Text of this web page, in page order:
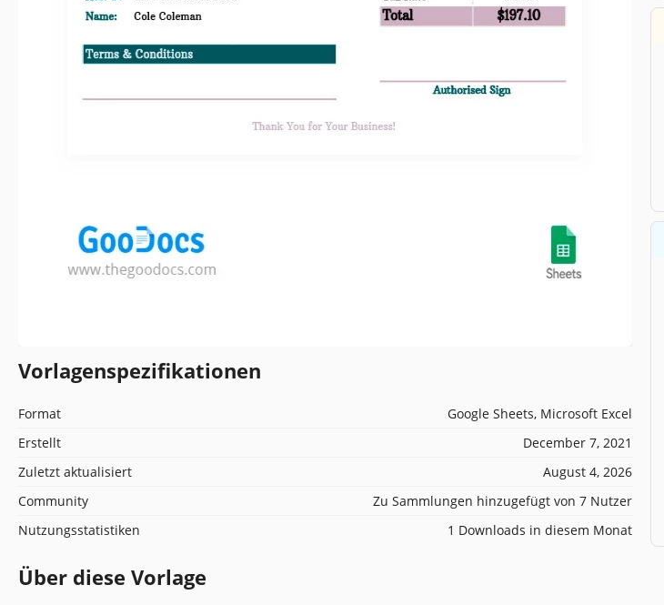
Vorlagenspezifikationen
Format
Google Sheets, Microsoft Excel
Erstellt
December 7, 2021
Zuletzt aktualisiert
August 4, 2026
Community
Zu Sammlungen hinzugefügt von 7 Nutzer
Nutzungsstatistiken
1 Downloads in diesem Monat
Über diese Vorlage